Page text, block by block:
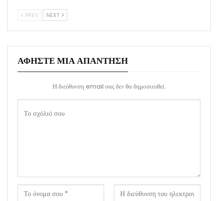
PREV NEXT
ΑΦΉΣΤΕ ΜΙΑ ΑΠΆΝΤΗΣΗ
Η διεύθυνση email σας δεν θα δημοσιευθεί.